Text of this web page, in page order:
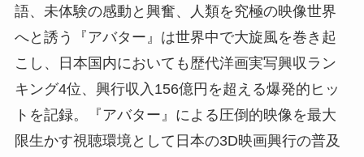
語、未体験の感動と興奮、人類を究極の映像世界
へと誘う『アバター』は世界中で大旋風を巻き起
こし、日本国内においても歴代洋画実写興収ラン
キング4位、興行収入156億円を超える爆発的ヒッ
トを記録。『アバター』による圧倒的映像を最大
限生かす視聴環境として日本の3D映画興行の普及